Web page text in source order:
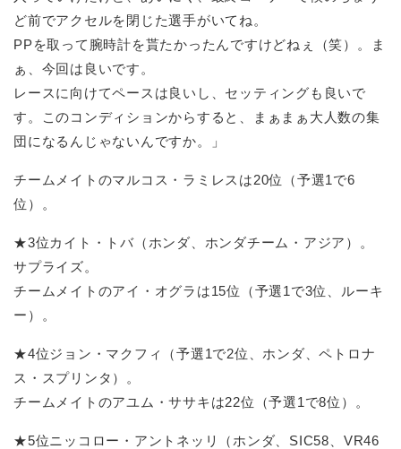
ど前でアクセルを閉じた選手がいてね。
PPを取って腕時計を貰たかったんですけどねぇ（笑）。ま
ぁ、今回は良いです。
レースに向けてペースは良いし、セッティングも良いで
す。このコンディションからすると、まぁまぁ大人数の集
団になるんじゃないんですか。」
チームメイトのマルコス・ラミレスは20位（予選1で6
位）。
★3位カイト・トバ（ホンダ、ホンダチーム・アジア）。
サプライズ。
チームメイトのアイ・オグラは15位（予選1で3位、ルーキ
ー）。
★4位ジョン・マクフィ（予選1で2位、ホンダ、ペトロナ
ス・スプリンタ）。
チームメイトのアユム・ササキは22位（予選1で8位）。
★5位ニッコロー・アントネッリ（ホンダ、SIC58、VR46